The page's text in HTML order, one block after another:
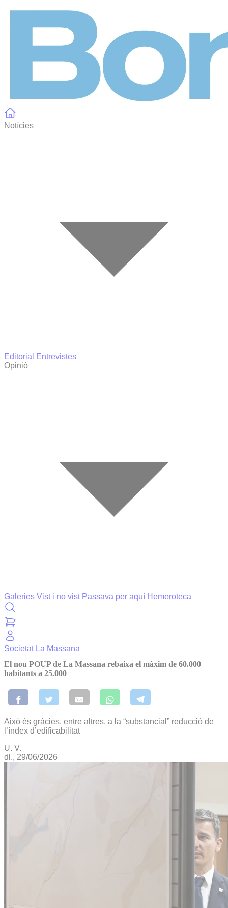
Notícies
Editorial
Entrevistes
Opinió
Galeries Vist i no vist Passava per aquí Hemeroteca
Societat La Massana
El nou POUP de La Massana rebaixa el màxim de 60.000
habitants a 25.000
Això és gràcies, entre altres, a la “substancial” reducció de
l’índex d’edificabilitat
U. V.
dl., 29/06/2026